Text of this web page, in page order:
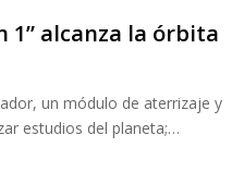
1” alcanza la órbita
un módulo de aterrizaje y
estudios del planeta;…